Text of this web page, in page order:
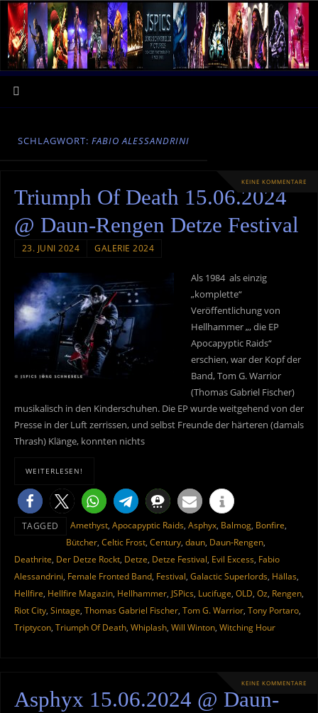
SCHLAGWORT: FABIO ALESSANDRINI
KEINE KOMMENTARE
Triumph Of Death 15.06.2024
@ Daun-Rengen Detze Festival
23. JUNI 2024 GALERIE 2024
Als 1984 als einzig
„komplette“
Veröffentlichung von
Hellhammer „, die EP
Apocapyptic Raids“
erschien, war der Kopf der
Band, Tom G. Warrior
(Thomas Gabriel Fischer)
musikalisch in den Kinderschuhen. Die EP wurde weitgehend von der
Presse in der Luft zerrissen, und selbst Freunde der härteren (damals
Thrash) Klänge, konnten nichts
WEITERLESEN!
TAGGED Amethyst, Apocapyptic Raids, Asphyx, Balmog, Bonfire,
Bütcher, Celtic Frost, Century, daun, Daun-Rengen,
Deathrite, Der Detze Rockt, Detze, Detze Festival, Evil Excess, Fabio
Alessandrini, Female Fronted Band, Festival, Galactic Superlords, Hällas,
Hellfire, Hellfire Magazin, Hellhammer, JSPics, Lucifuge, OLD, Oz, Rengen,
Riot City, Sintage, Thomas Gabriel Fischer, Tom G. Warrior, Tony Portaro,
Triptycon, Triumph Of Death, Whiplash, Will Winton, Witching Hour
KEINE KOMMENTARE
Asphyx 15.06.2024 @ Daun-